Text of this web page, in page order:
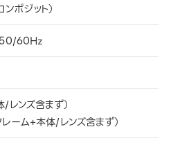
ポジット）
60Hz
レンズ含まず）
ーム+本体/レンズ含まず）